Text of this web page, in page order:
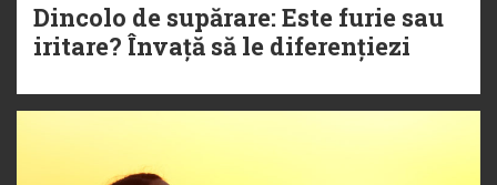
Dincolo de supărare: Este furie sau
iritare? Învață să le diferențiezi